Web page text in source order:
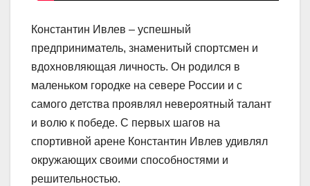
Константин Ивлев – успешный
предприниматель, знаменитый спортсмен и
вдохновляющая личность. Он родился в
маленьком городке на севере России и с
самого детства проявлял невероятный талант
и волю к победе. С первых шагов на
спортивной арене Константин Ивлев удивлял
окружающих своими способностями и
решительностью.